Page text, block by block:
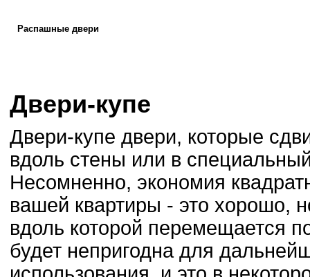
Распашные двери
Двери-купе
Двери-купе двери, которые
вдоль стены или в
Несомненно, экономия
вашей квартиры - это хорошо,
вдоль которой перемещается
будет непригодна для